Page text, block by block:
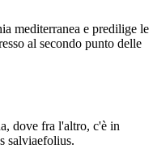
mediterranea e predilige le
al secondo punto delle
dove fra l'altro, c'è in
salviaefolius.